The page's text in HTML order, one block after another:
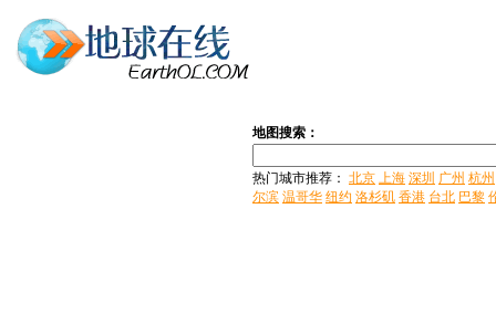
地图搜索：
热门城市推荐： 北京 上海 深圳 广州 杭州
尔滨 温哥华 纽约 洛杉矶 香港 台北 巴黎